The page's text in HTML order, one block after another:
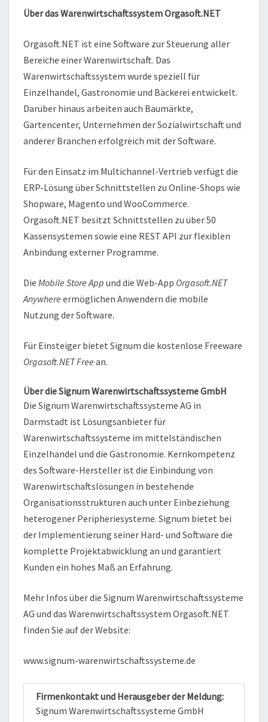
Über das Warenwirtschaftssystem Orgasoft.NET
Orgasoft.NET ist eine Software zur Steuerung aller
Bereiche einer Warenwirtschaft. Das
Warenwirtschaftssystem wurde speziell für
Einzelhandel, Gastronomie und Bäckerei entwickelt.
Darüber hinaus arbeiten auch Baumärkte,
Gartencenter, Unternehmen der Sozialwirtschaft und
anderer Branchen erfolgreich mit der Software.
Für den Einsatz im Multichannel-Vertrieb verfügt die
ERP-Lösung über Schnittstellen zu Online-Shops wie
Shopware, Magento und WooCommerce.
Orgasoft.NET besitzt Schnittstellen zu über 50
Kassensystemen sowie eine REST API zur flexiblen
Anbindung externer Programme.
Die Mobile Store App und die Web-App Orgasoft.NET
Anywhere ermöglichen Anwendern die mobile
Nutzung der Software.
Für Einsteiger bietet Signum die kostenlose Freeware
Orgasoft.NET Free an.
Über die Signum Warenwirtschaftssysteme GmbH
Die Signum Warenwirtschaftssysteme AG in
Darmstadt ist Lösungsanbieter für
Warenwirtschaftssysteme im mittelständischen
Einzelhandel und die Gastronomie. Kernkompetenz
des Software-Hersteller ist die Einbindung von
Warenwirtschaftslösungen in bestehende
Organisationsstrukturen auch unter Einbeziehung
heterogener Peripheriesysteme. Signum bietet bei
der Implementierung seiner Hard- und Software die
komplette Projektabwicklung an und garantiert
Kunden ein hohes Maß an Erfahrung.
Mehr Infos über die Signum Warenwirtschaftssysteme
AG und das Warenwirtschaftssystem Orgasoft.NET
finden Sie auf der Website:
www.signum-warenwirtschaftssysteme.de
Firmenkontakt und Herausgeber der Meldung:
Signum Warenwirtschaftssysteme GmbH